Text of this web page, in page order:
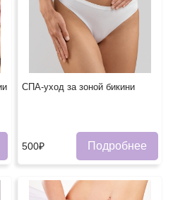
СПА-уход за зоной бикини
500₽ Подробнее